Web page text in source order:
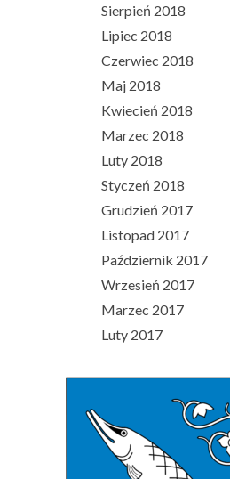
Sierpień 2018
Lipiec 2018
Czerwiec 2018
Maj 2018
Kwiecień 2018
Marzec 2018
Luty 2018
Styczeń 2018
Grudzień 2017
Listopad 2017
Październik 2017
Wrzesień 2017
Marzec 2017
Luty 2017